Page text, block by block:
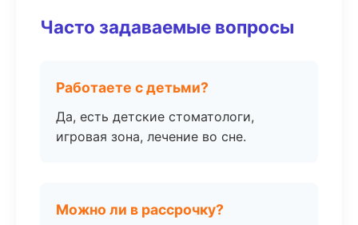
Часто задаваемые вопросы
Работаете с детьми?
Да, есть детские стоматологи,
игровая зона, лечение во сне.
Можно ли в рассрочку?